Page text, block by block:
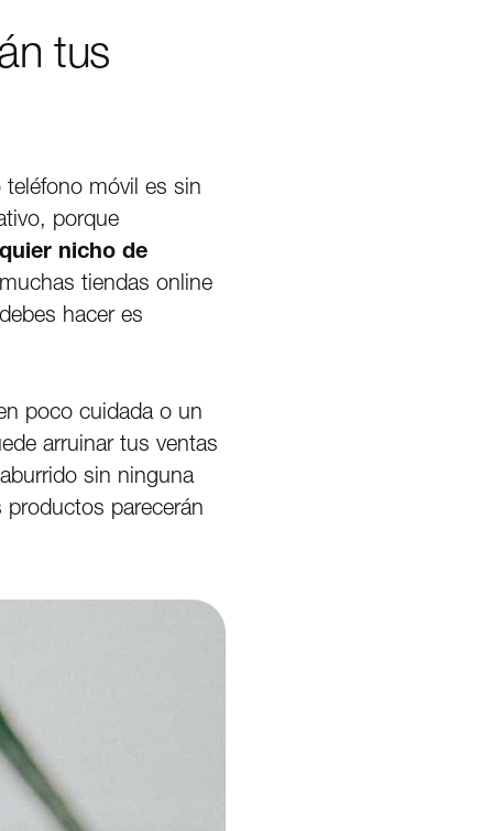
tus
móvil es sin
porque
nicho de
tiendas online
hacer es
poco cuidada o un
arruinar tus ventas
sin ninguna
parecerán